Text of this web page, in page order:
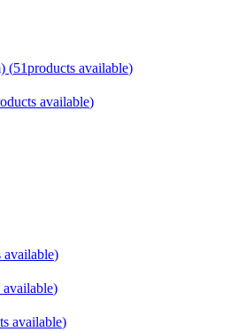
(51products available)
available)
available)
available)
available)